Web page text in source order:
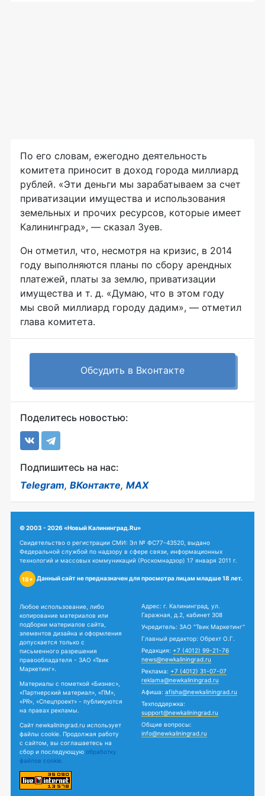
По его словам, ежегодно деятельность
комитета приносит в доход города миллиард
рублей. «Эти деньги мы зарабатываем за счет
приватизации имущества и использования
земельных и прочих ресурсов, которые имеет
Калининград», — сказал Зуев.
Он отметил, что, несмотря на кризис, в 2014
году выполняются планы по сбору арендных
платежей, платы за землю, приватизации
имущества и т. д. «Думаю, что в этом году
мы свой миллиард городу дадим», — отметил
глава комитета.
Обсудить в Вконтакте
Поделитесь новостью:
Подпишитесь на нас:
Telegram, ВКонтакте, MAX
© 2003 - 2026 «Новый Калининград.Ru»
Свидетельство о регистрации СМИ: Эл № ФС77-43520, выдано
Федеральной службой по надзору в сфере связи, информационных
технологий и массовых коммуникаций (Роскомнадзор) 17 января 2011 г.
18+ Данный сайт не предназначен для просмотра лицам младше 18 лет.
Любое использование, либо
копирование материалов или
подборки материалов сайта,
элементов дизайна и оформления
допускается только с
письменного разрешения
правообладателя - ЗАО «Твик
Маркетинг».
Материалы с пометкой «Бизнес»,
«Партнерский материал», «ПМ»,
«PR», «Спецпроект» - публикуются
на правах рекламы.
Сайт newkaliningrad.ru использует
файлы cookie. Продолжая работу
с сайтом, вы соглашаетесь на
сбор и последующую обработку
файлов cookie.
Адрес: г. Калининград, ул.
Гаражная, д.2, кабинет 308
Учредитель: ЗАО "Твик Маркетинг"
Главный редактор: Обрехт О.Г.
Редакция: +7 (4012) 99-21-76
news@newkaliningrad.ru
Реклама: +7 (4012) 31-07-07
reklama@newkaliningrad.ru
Афиша: afisha@newkaliningrad.ru
Техподдержка:
support@newkaliningrad.ru
Общие вопросы:
info@newkaliningrad.ru